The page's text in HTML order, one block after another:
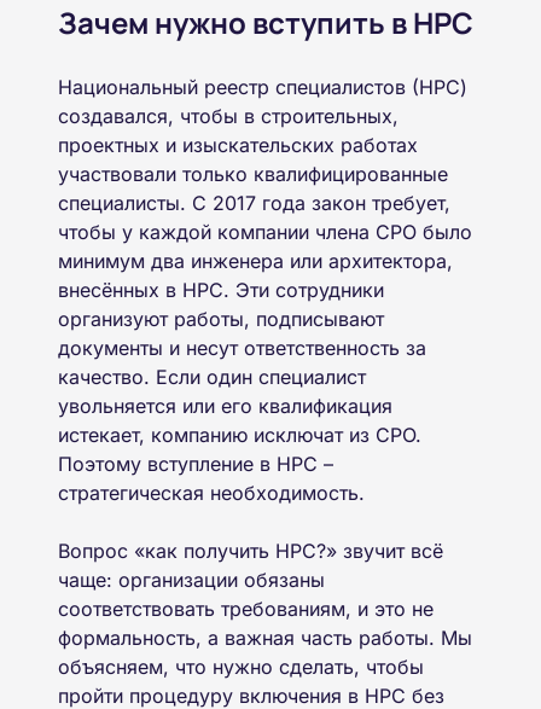
Зачем нужно вступить в НРС
Национальный реестр специалистов (НРС)
создавался, чтобы в строительных,
проектных и изыскательских работах
участвовали только квалифицированные
специалисты. С 2017 года закон требует,
чтобы у каждой компании члена СРО было
минимум два инженера или архитектора,
внесённых в НРС. Эти сотрудники
организуют работы, подписывают
документы и несут ответственность за
качество. Если один специалист
увольняется или его квалификация
истекает, компанию исключат из СРО.
Поэтому вступление в НРС –
стратегическая необходимость.
Вопрос «как получить НРС?» звучит всё
чаще: организации обязаны
соответствовать требованиям, и это не
формальность, а важная часть работы. Мы
объясняем, что нужно сделать, чтобы
пройти процедуру включения в НРС без